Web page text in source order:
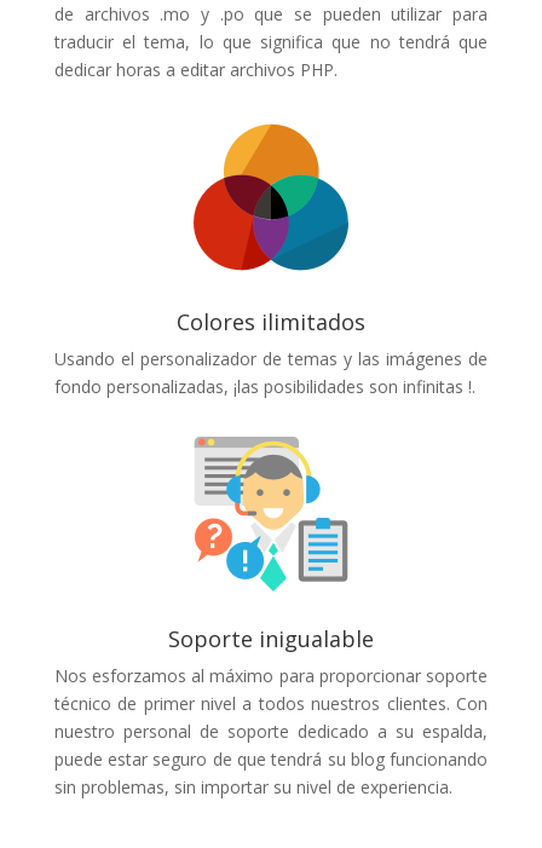
de archivos .mo y .po que se pueden utilizar para
traducir el tema, lo que significa que no tendrá que
dedicar horas a editar archivos PHP.
Colores ilimitados
Usando el personalizador de temas y las imágenes de
fondo personalizadas, ¡las posibilidades son infinitas !.
Soporte inigualable
Nos esforzamos al máximo para proporcionar soporte
técnico de primer nivel a todos nuestros clientes. Con
nuestro personal de soporte dedicado a su espalda,
puede estar seguro de que tendrá su blog funcionando
sin problemas, sin importar su nivel de experiencia.